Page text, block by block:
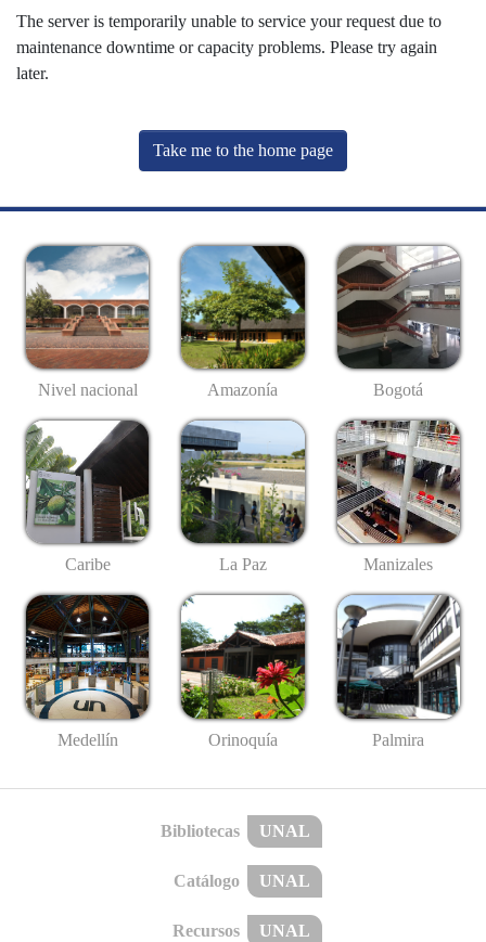
The server is temporarily unable to service your request due to
maintenance downtime or capacity problems. Please try again
later.
Take me to the home page
Nivel nacional Amazonía Bogotá
Caribe La Paz Manizales
Medellín Orinoquía Palmira
Bibliotecas UNAL
Catálogo UNAL
Recursos UNAL